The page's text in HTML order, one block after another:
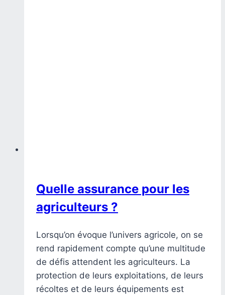
Quelle assurance pour les
agriculteurs ?
Lorsqu’on évoque l’univers agricole, on se
rend rapidement compte qu’une multitude
de défis attendent les agriculteurs. La
protection de leurs exploitations, de leurs
récoltes et de leurs équipements est